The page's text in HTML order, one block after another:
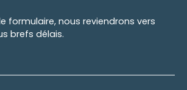
formulaire, nous reviendrons vers
brefs délais.